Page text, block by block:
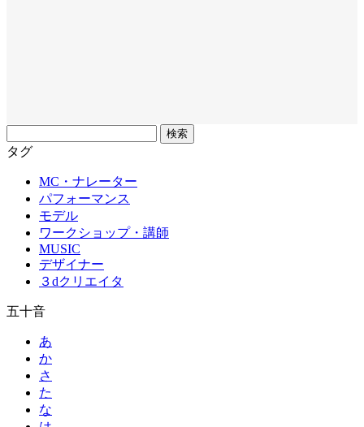
リ
タグ
MC・ナレーター
パフォーマンス
モデル
ワークショップ・講師
MUSIC
デザイナー
３dクリエイタ
五十音
あ
か
さ
た
な